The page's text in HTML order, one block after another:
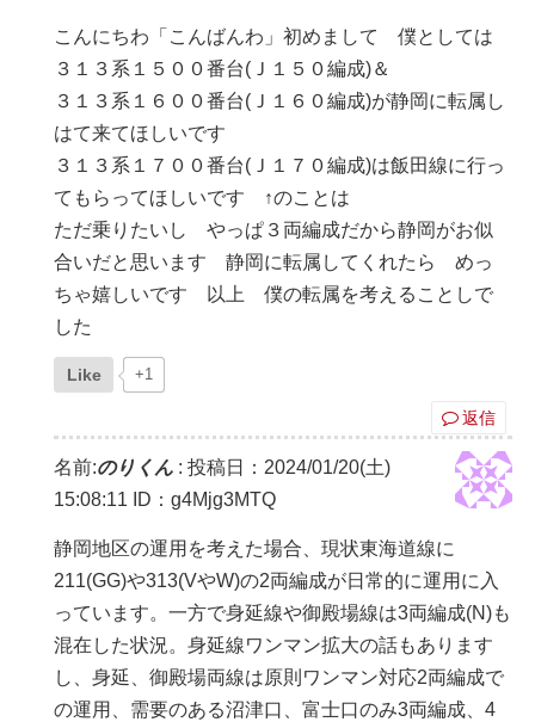
こんにちわ「こんばんわ」初めまして 僕としては
３１３系１５００番台(Ｊ１５０編成)＆
３１３系１６００番台(Ｊ１６０編成)が静岡に転属し
はて来てほしいです
３１３系１７００番台(Ｊ１７０編成)は飯田線に行っ
てもらってほしいです ↑のことは
ただ乗りたいし やっぱ３両編成だから静岡がお似
合いだと思います 静岡に転属してくれたら めっ
ちゃ嬉しいです 以上 僕の転属を考えることしで
した
Like +1
返信
名前:のりくん : 投稿日：2024/01/20(土)
15:08:11
ID：g4Mjg3MTQ
静岡地区の運用を考えた場合、現状東海道線に
211(GG)や313(VやW)の2両編成が日常的に運用に入
っています。一方で身延線や御殿場線は3両編成(N)も
混在した状況。身延線ワンマン拡大の話もあります
し、身延、御殿場両線は原則ワンマン対応2両編成で
の運用、需要のある沼津口、富士口のみ3両編成、4